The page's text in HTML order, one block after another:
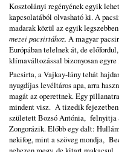
Kosztolányi regényének egyik
kapcsolatából olvasható ki. A
madarak közül az egyik
mezei pacsirtához. A magyar
Európában telelnek át, de
klímaváltozással bizonyosan
Pacsirta, a Vajkay-lány tehát
nyugdíjas levéltáros apa, arra
magát az operettnek. Egy
mindent visz. A tizedik
született Bozsó Antónia, felnyitja
Zongorázik. Előbb egy dalt:
nekifog, mint a szöveg mondja,